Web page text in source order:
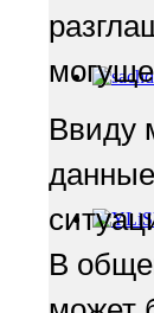
Ввиду
В